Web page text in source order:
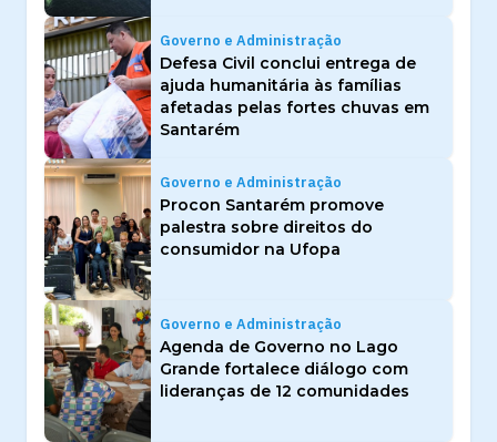
Governo e Administração
Defesa Civil conclui entrega de
ajuda humanitária às famílias
afetadas pelas fortes chuvas em
Santarém
Governo e Administração
Procon Santarém promove
palestra sobre direitos do
consumidor na Ufopa
Governo e Administração
Agenda de Governo no Lago
Grande fortalece diálogo com
lideranças de 12 comunidades